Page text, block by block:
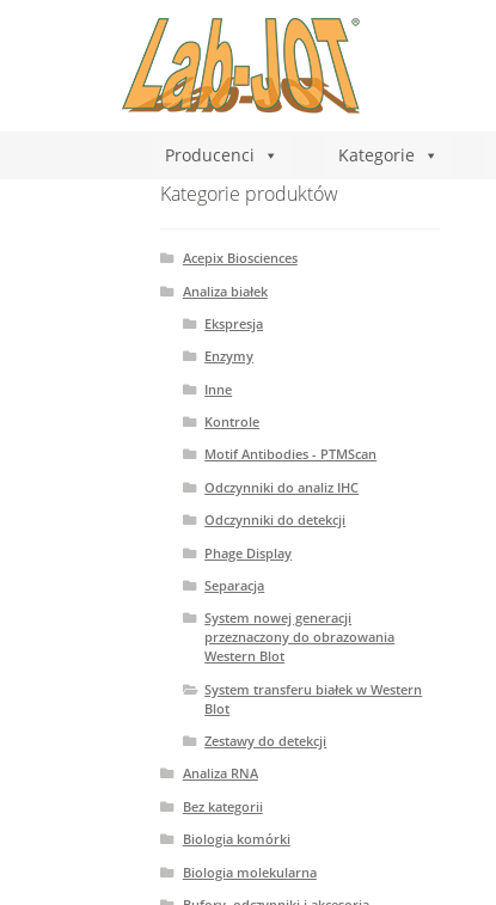
Producenci Kategorie
Kategorie produktów
Acepix Biosciences
Analiza białek
Ekspresja
Enzymy
Inne
Kontrole
Motif Antibodies - PTMScan
Odczynniki do analiz IHC
Odczynniki do detekcji
Phage Display
Separacja
System nowej generacji
przeznaczony do obrazowania
Western Blot
System transferu białek w Western
Blot
Zestawy do detekcji
Analiza RNA
Bez kategorii
Biologia komórki
Biologia molekularna